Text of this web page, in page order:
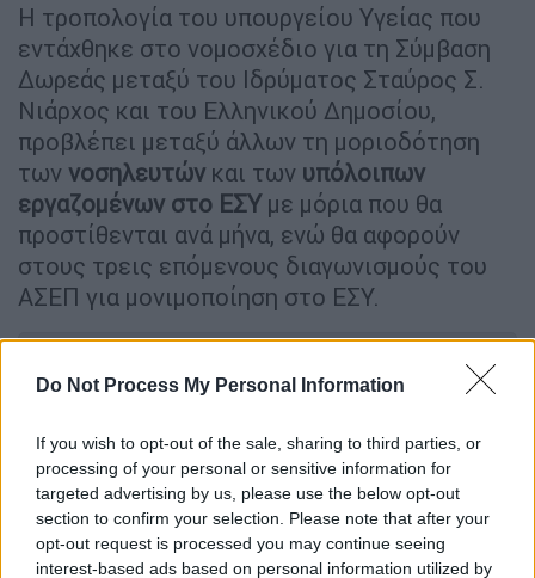
Do Not Process My Personal Information
If you wish to opt-out of the sale, sharing to third parties, or
processing of your personal or sensitive information for
targeted advertising by us, please use the below opt-out
section to confirm your selection. Please note that after your
opt-out request is processed you may continue seeing
interest-based ads based on personal information utilized by
Η τροπολογία του υπουργείου Υγείας που
εντάχθηκε στο νομοσχέδιο για τη Σύμβαση
Δωρεάς μεταξύ του Ιδρύματος Σταύρος Σ.
Νιάρχος και του Ελληνικού Δημοσίου,
προβλέπει μεταξύ άλλων τη μοριοδότηση
των νοσηλευτών και των υπόλοιπων
εργαζομένων στο ΕΣΥμε μόρια που θα
προστίθενται ανά μήνα, ενώ θα αφορούν
στους τρεις επόμενους διαγωνισμούς του
ΑΣΕΠ για μονιμοποίηση στο ΕΣΥ.
Δολοφονία Άλκη στη Θεσσαλονίκη:
Προπηλάκισαν τους συλληφθέντες
στα δικαστήρια - Ποιον «δείχνουν» ως
δράστη